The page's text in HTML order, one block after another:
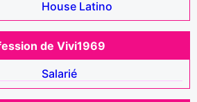
House Latino
de Vivi1969
Salarié